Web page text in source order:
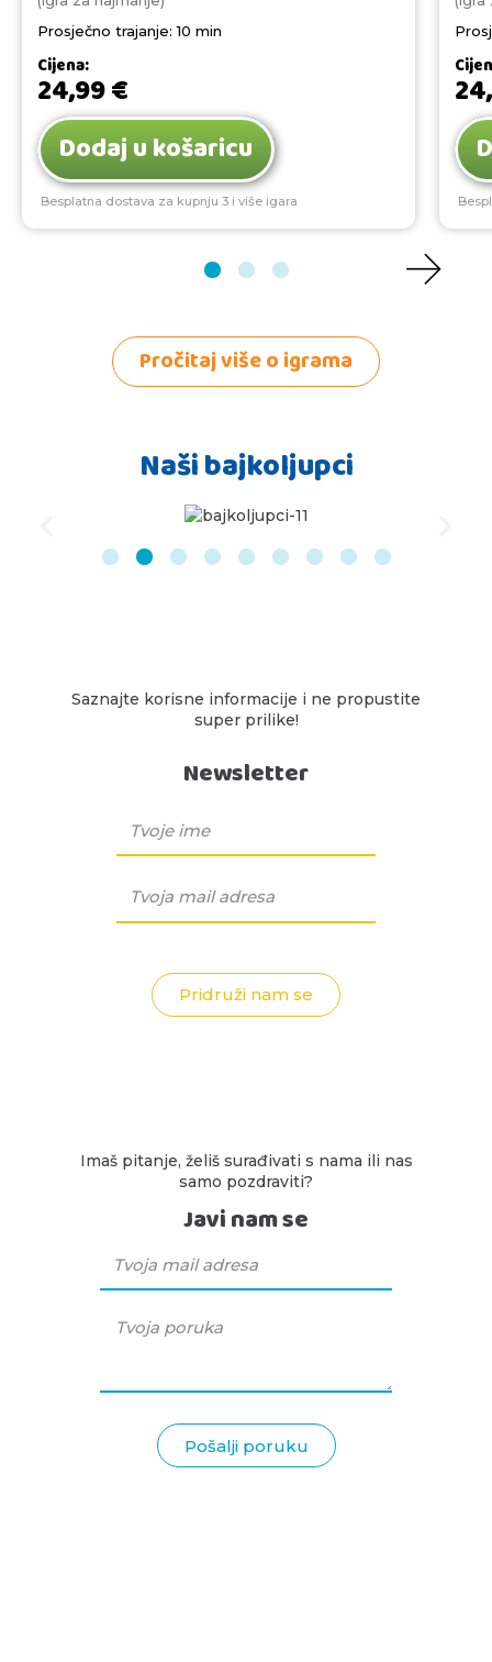
Prosječno trajanje: 10 min
Cijena:
24,99€
Dodaj u košaricu
Besplatna dostava za kupnju 3 i više igara
Pročitaj više o igrama
Naši bajkoljupci
Saznajte korisne informacije i ne propustite
super prilike!
Newsletter
Pridruži nam se
Imaš pitanje, želiš surađivati s nama ili nas
samo pozdraviti?
Javi nam se
Pošalji poruku